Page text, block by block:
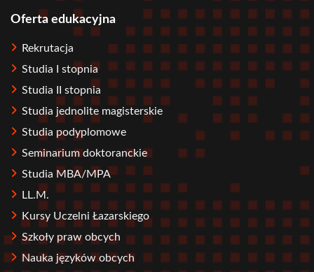
Stopka
Oferta edukacyjna
Rekrutacja
Studia I stopnia
Studia II stopnia
Studia jednolite magisterskie
Studia podyplomowe
Seminarium doktoranckie
Studia MBA/MPA
LL.M.
Kursy Uczelni Łazarskiego
Szkoły praw obcych
Nauka języków obcych